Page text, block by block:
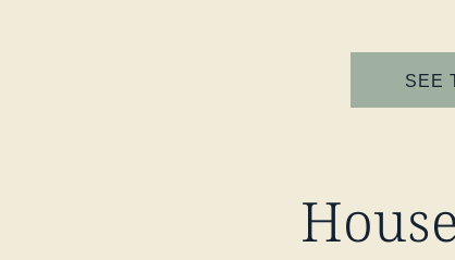
SEE